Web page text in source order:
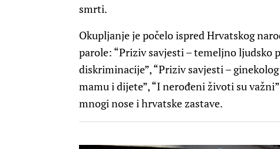
smrti.
Okupljanje je počelo ispred Hrvatskog
parole: “Priziv savjesti – temeljno ljudsko
diskriminacije”, “Priziv savjesti –
mamu i dijete”, “I nerođeni životi su
mnogi nose i hrvatske zastave.